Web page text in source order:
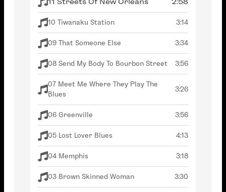
11 Streets Of New Orleans 2:58
10 Tiwanaku Station 3:14
09 That Someone Else 3:34
08 Send My Body To Bourbon Street 3:56
07 Meet Me Where They Play The
Blues
3:26
06 Greenville 3:56
05 Lost Lover Blues 4:13
04 Memphis 3:18
03 Brown Skinned Woman 3:30